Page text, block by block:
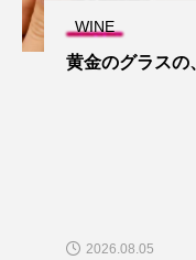
WINE
黄金のグラス
2026.08.05